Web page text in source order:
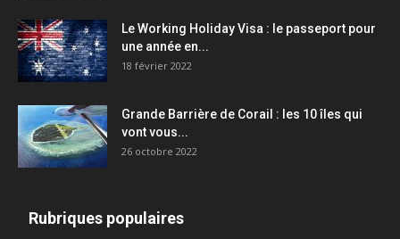
Le Working Holiday Visa : le passeport pour
une année en...
18 février 2022
Grande Barrière de Corail : les 10 îles qui
vont vous...
26 octobre 2022
Rubriques populaires